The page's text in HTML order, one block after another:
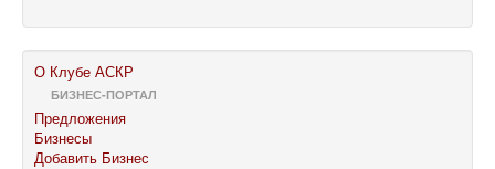
О Клубе АСКР
БИЗНЕС-ПОРТАЛ
Предложения
Бизнесы
Добавить Бизнес